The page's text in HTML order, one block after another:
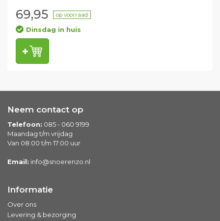
69,95 op voorraad
Dinsdag in huis
Neem contact op
Telefoon: 085 - 060 9199
Maandag t/m vrijdag
Van 08:00 t/m 17:00 uur
Email: info@snoerenzo.nl
Informatie
Over ons
Levering & bezorging